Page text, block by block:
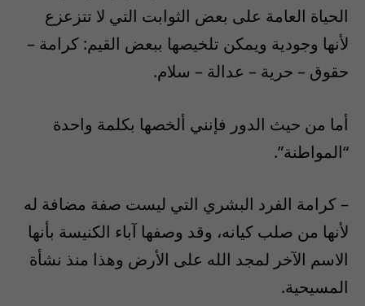
الحياة العامة على بعض الثوابت التي لا تتزعزع
لأنها وجودية ويمكن تلخيصها ببعض القيم: كرامة –
حقوق – حرية – عدالة – سلام.
أما من حيث الدور فإنني ألخصها بكلمة واحدة
“المواطنة”.
– كرامة الفرد البشري التي ليست صفة مضافة له
لأنها من صلب كيانه، وقد وصفها آباء الكنيسة بأنها
الاسم الآخر لمجد الله على الأرض وهذا منذ نشأة
المسيحية.